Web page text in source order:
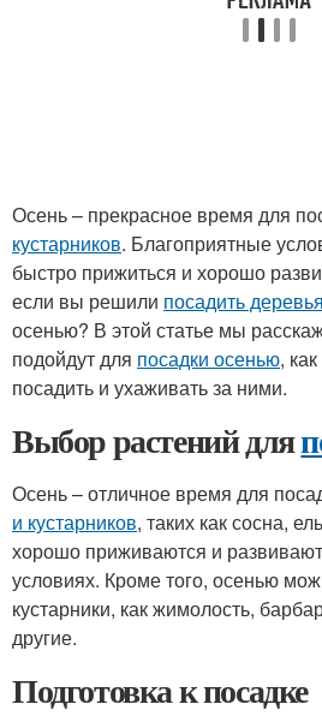
Осень – прекрасное время для
кустарников. Благоприятные
быстро прижиться и хорошо
если вы решили посадить деревья
осенью? В этой статье мы
подойдут для посадки осенью,
посадить и ухаживать за ними.
Выбор растений для
Осень – отличное время для
и кустарников, таких как сосна,
хорошо приживаются и
условиях. Кроме того, осенью
кустарники, как жимолость,
другие.
Подготовка к посадке